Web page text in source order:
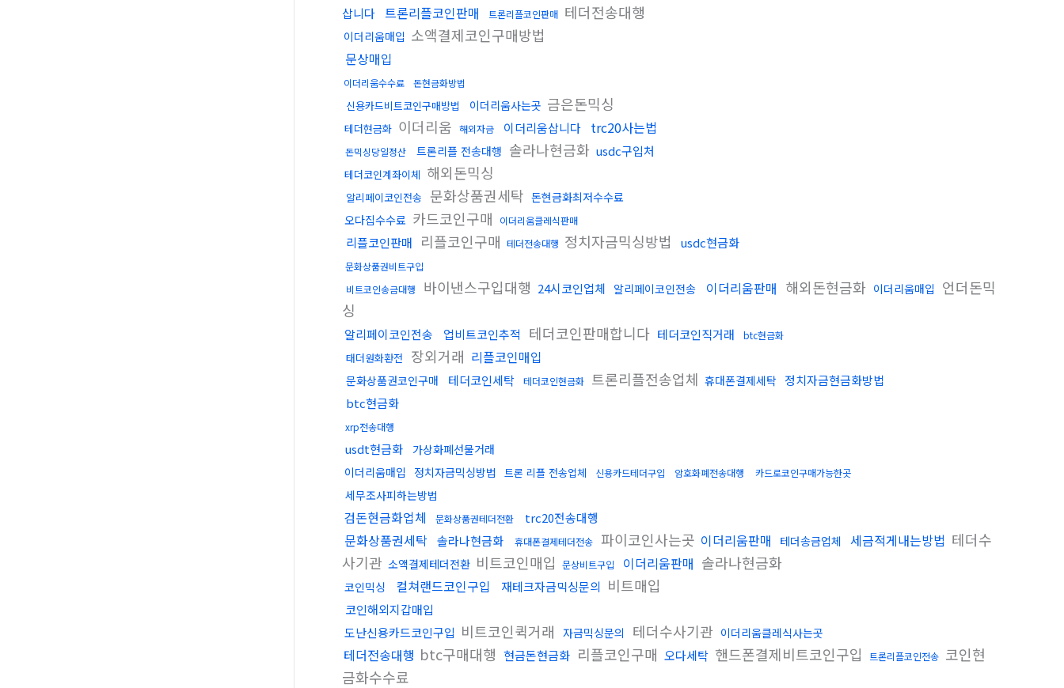
삽니다 트론리플코인판매 트론리플코인판매 테더전송대행
이더리움매입 소액결제코인구매방법
문상매입
이더리움수수료 돈현금화방법
신용카드비트코인구매방법 이더리움사는곳 금은돈믹싱
테더현금화 이더리움 해외자금 이더리움삽니다 trc20사는법
돈믹싱당일정산 트론리플 전송대행 솔라나현금화 usdc구입처
테더코인계좌이체 해외돈믹싱
알리페이코인전송 문화상품권세탁 돈현금화최저수수료
오다집수수료 카드코인구매 이더리움클레식판매
리플코인판매 리플코인구매 테더전송대행 정치자금믹싱방법 usdc현금화
문화상품권비트구입
비트코인송금대행
바이낸스구입대행 24시코인업체 알리페이코인전송 이더리움판매 해외돈현금화 이더리움매입 언더돈믹
싱
알리페이코인전송 업비트코인추적 테더코인판매합니다 테더코인직거래 btc현금화
태더원화환전 장외거래 리플코인매입
문화상품권코인구매 테더코인세탁 테더코인현금화 트론리플전송업체 휴대폰결제세탁 정치자금현금화방법
btc현금화
xrp전송대행
usdt현금화
가상화폐선물거래
이더리움매입
정치자금믹싱방법 트론 리플 전송업체 신용카드테더구입 암호화폐전송대행 카드로코인구매가능한곳
세무조사피하는방법
검돈현금화업체 문화상품권테더전환 trc20전송대행
문화상품권세탁 솔라나현금화 휴대폰결제테더전송 파이코인사는곳 이더리움판매 테더송금업체 세금적게내는방법 테더수
사기관 소액결제테더전환 비트코인매입 문상비트구입 이더리움판매 솔라나현금화
코인믹싱 컬쳐랜드코인구입 재테크자금믹싱문의 비트매입
코인해외지갑매입
도난신용카드코인구입 비트코인퀵거래 자금믹싱문의 테더수사기관 이더리움클레식사는곳
테더전송대행 btc구매대행 현금돈현금화 리플코인구매 오다세탁 핸드폰결제비트코인구입 트론리플코인전송 코인현
금화수수료